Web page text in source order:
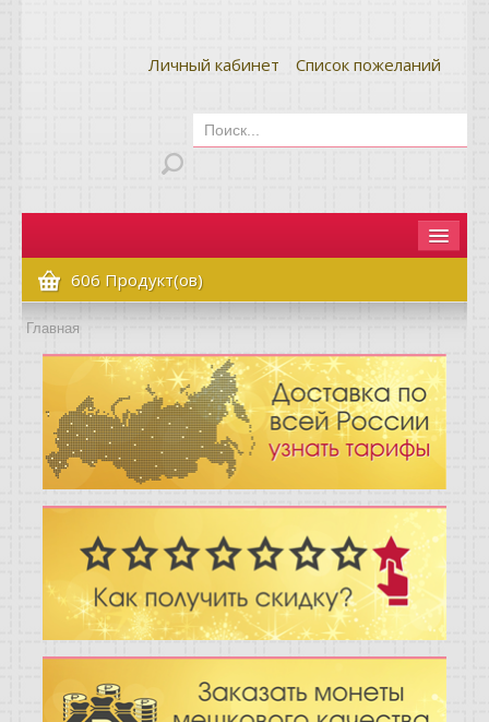
Личный кабинет Список пожеланий
Главная
Как сделать заказ
Оплата и доставка
Контакты
Вопрос-ответ
Отзывы
Новости
Статьи
606 Продукт(ов)
Главная